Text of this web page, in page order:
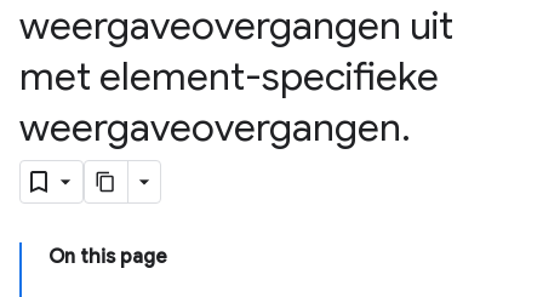
weergaveovergangen uit
met element-specifieke
weergaveovergangen.
On this page